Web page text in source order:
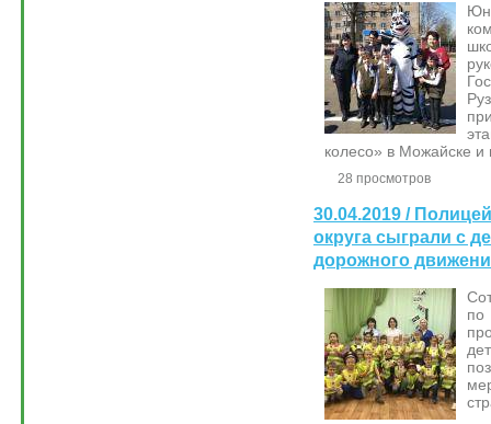
колесо» в Можайске
28 просмотров
30.04.2019 /
округа сыграли с
дорожного
по